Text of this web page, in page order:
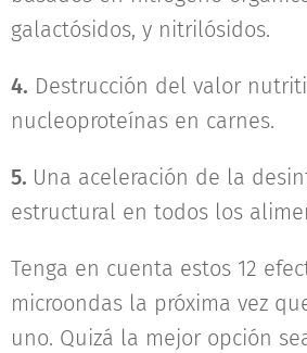
galactósidos, y nitrilósidos.
4. Destrucción del valor
nucleoproteínas en carnes.
5. Una aceleración de la
estructural en todos los
Tenga en cuenta estos 12
microondas la próxima vez
uno. Quizá la mejor opción